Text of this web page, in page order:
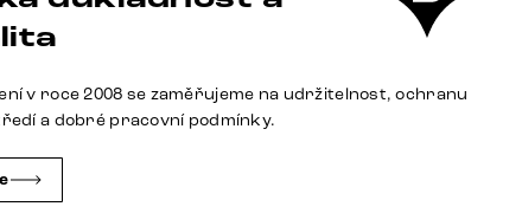
Patagonia
leštěná
v roce 2008 se zaměřujeme na udržitelnost, ochranu
a dobré pracovní podmínky.